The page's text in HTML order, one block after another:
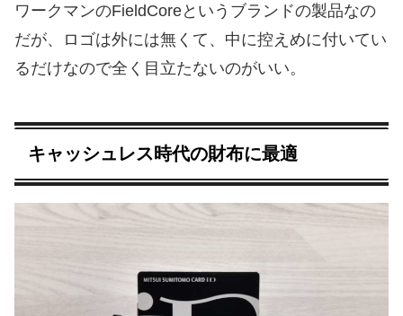
ワークマンのFieldCoreというブランドの製品なの
だが、ロゴは外には無くて、中に控えめに付いてい
るだけなので全く目立たないのがいい。
キャッシュレス時代の財布に最適